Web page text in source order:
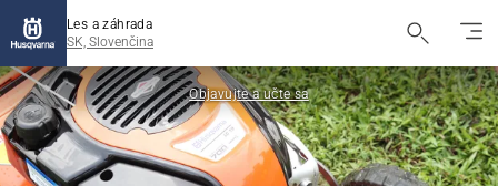
Les a záhrada
SK, Slovenčina
Objavujte a učte sa